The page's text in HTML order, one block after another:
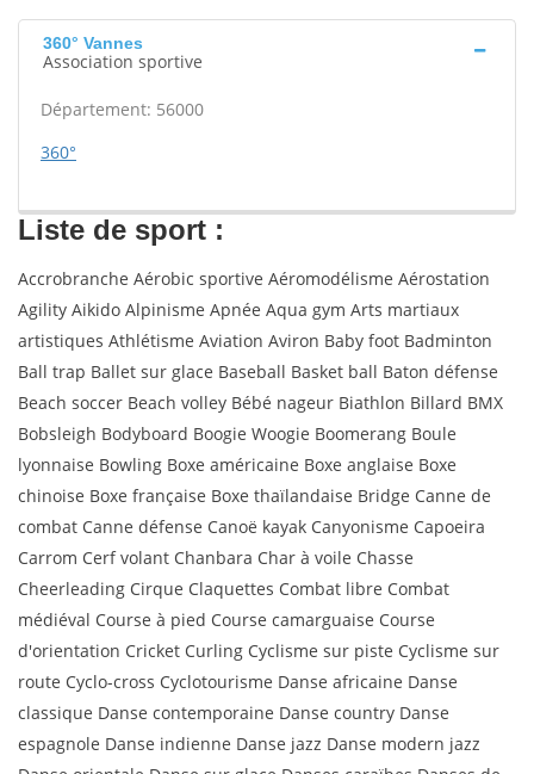
360° Vannes
Association sportive
Département: 56000
360°
Liste de sport :
Accrobranche Aérobic sportive Aéromodélisme Aérostation
Agility Aikido Alpinisme Apnée Aqua gym Arts martiaux
artistiques Athlétisme Aviation Aviron Baby foot Badminton
Ball trap Ballet sur glace Baseball Basket ball Baton défense
Beach soccer Beach volley Bébé nageur Biathlon Billard BMX
Bobsleigh Bodyboard Boogie Woogie Boomerang Boule
lyonnaise Bowling Boxe américaine Boxe anglaise Boxe
chinoise Boxe française Boxe thaïlandaise Bridge Canne de
combat Canne défense Canoë kayak Canyonisme Capoeira
Carrom Cerf volant Chanbara Char à voile Chasse
Cheerleading Cirque Claquettes Combat libre Combat
médiéval Course à pied Course camarguaise Course
d'orientation Cricket Curling Cyclisme sur piste Cyclisme sur
route Cyclo-cross Cyclotourisme Danse africaine Danse
classique Danse contemporaine Danse country Danse
espagnole Danse indienne Danse jazz Danse modern jazz